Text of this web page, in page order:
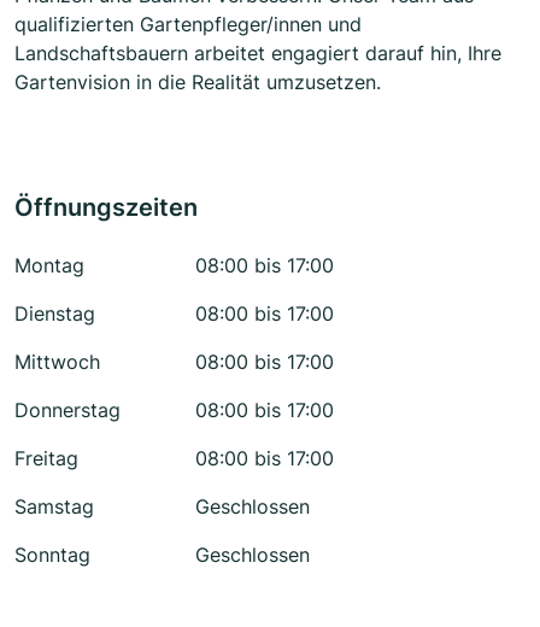
qualifizierten Gartenpfleger/innen und
Landschaftsbauern arbeitet engagiert darauf hin, Ihre
Gartenvision in die Realität umzusetzen.
Öffnungszeiten
Montag
08:00 bis 17:00
Dienstag
08:00 bis 17:00
Mittwoch
08:00 bis 17:00
Donnerstag
08:00 bis 17:00
Freitag
08:00 bis 17:00
Samstag
Geschlossen
Sonntag
Geschlossen